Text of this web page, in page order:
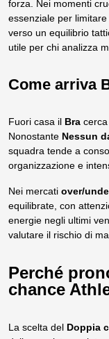
forza. Nei momenti
essenziale per
verso un equilibrio
utile per chi analizza
Come arriva
Fuori casa il Bra
Nonostante Nessun
squadra tende a
organizzazione e
Nei mercati over/
equilibrate, con
energie negli ultimi
valutare il rischio di
Perché
chance
La scelta del Doppia